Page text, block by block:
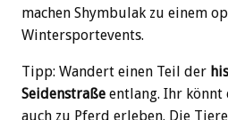
machen Shymbulak zu einem
Wintersportevents.
Tipp: Wandert einen Teil der
Seidenstraße entlang. Ihr könnt
auch zu Pferd erleben. Die